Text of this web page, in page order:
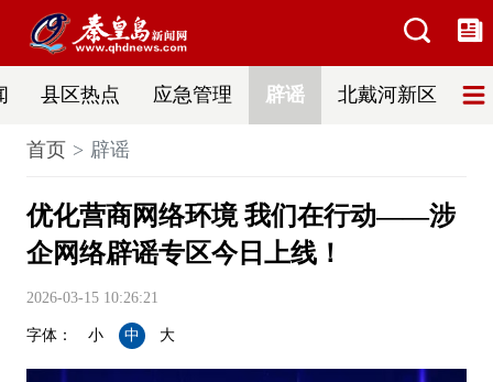
县区热点 应急管理 辟谣 北戴河新区
首页 辟谣
优化营商网络环境 我们在行动——涉
企网络辟谣专区今日上线！
2026-03-15 10:26:21
字体： 小 中 大